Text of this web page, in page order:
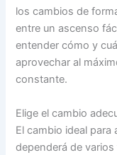
los cambios de
entre un ascenso
entender cómo y
aprovechar al
constante.
Elige el cambio
El cambio ideal para
dependerá de